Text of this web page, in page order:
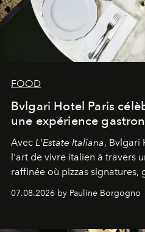
FOOD
Bvlgari Hotel Paris
une expérience
Avec L'Estate Italiana, Bvlgari
l'art de vivre italien à travers
raffinée où pizzas signatures,
d'exception composent un
07.08.2026 by Pauline Borgogno